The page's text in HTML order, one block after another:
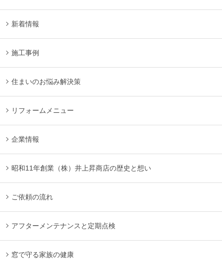
新着情報
施工事例
住まいのお悩み解決策
リフォームメニュー
企業情報
昭和11年創業（株）井上昇商店の歴史と想い
ご依頼の流れ
アフターメンテナンスと定期点検
窓で守る家族の健康